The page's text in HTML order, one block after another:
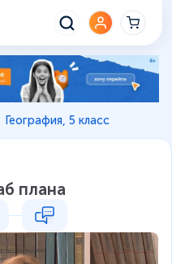
География, 5 класс
плана